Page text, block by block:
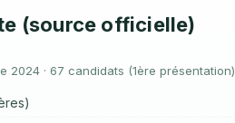
(source officielle)
2024 · 67 candidats (1ère présentation)